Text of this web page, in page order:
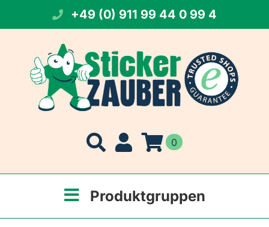
springen
+49 (0) 911 99 44 0 99 4
0
Produktgruppen